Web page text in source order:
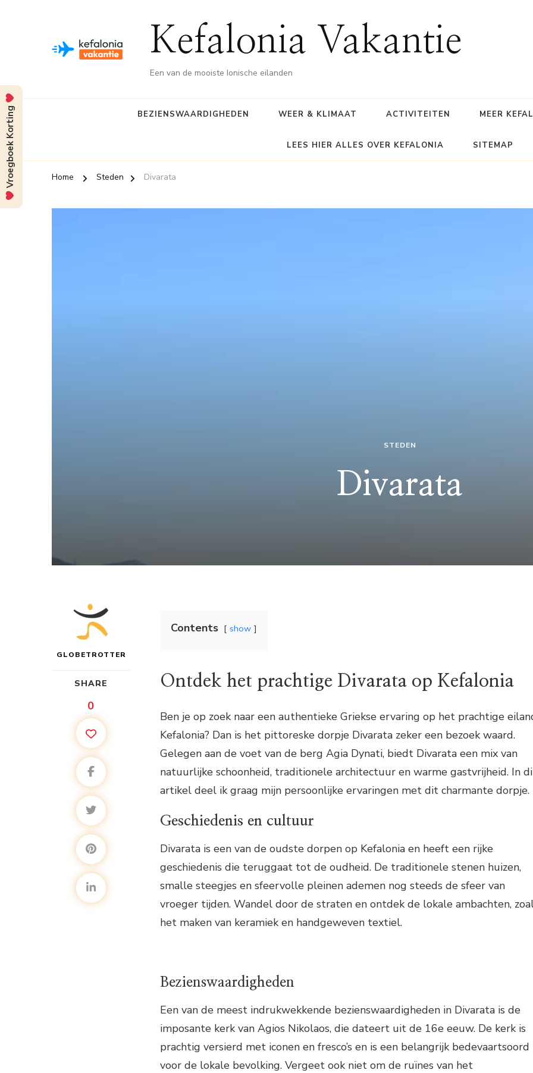
Kefalonia Vakantie
Een van de mooiste Ionische eilanden
BEZIENSWAARDIGHEDEN WEER & KLIMAAT ACTIVITEITEN MEER
LEES HIER ALLES OVER KEFALONIA SITEMAP
Home Steden Divarata
STEDEN
Divarata
GLOBETROTTER
SHARE
0
Contents show
Ontdek het prachtige Divarata op Kefalonia
Ben je op zoek naar een authentieke Griekse ervaring op het prachtige
Kefalonia? Dan is het pittoreske dorpje Divarata zeker een bezoek waard.
Gelegen aan de voet van de berg Agia Dynati, biedt Divarata een mix van
natuurlijke schoonheid, traditionele architectuur en warme gastvrijheid. In
artikel deel ik graag mijn persoonlijke ervaringen met dit charmante dorpje.
Geschiedenis en cultuur
Divarata is een van de oudste dorpen op Kefalonia en heeft een rijke
geschiedenis die teruggaat tot de oudheid. De traditionele stenen huizen,
smalle steegjes en sfeervolle pleinen ademen nog steeds de sfeer van
vroeger tijden. Wandel door de straten en ontdek de lokale ambachten,
het maken van keramiek en handgeweven textiel.
Bezienswaardigheden
Een van de meest indrukwekkende bezienswaardigheden in Divarata is de
imposante kerk van Agios Nikolaos, die dateert uit de 16e eeuw. De kerk is
prachtig versierd met iconen en fresco’s en is een belangrijk bedevaartsoord
voor de lokale bevolking. Vergeet ook niet om de ruïnes van het
Vroegboek Korting